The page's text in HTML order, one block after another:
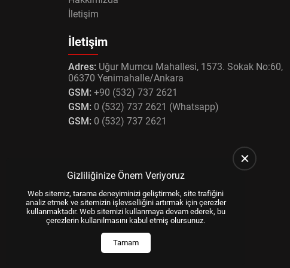
İletişim
İletişim
Adres: Uğur Mumcu Mahallesi, 1573. Sokak No:60,
06370 Yenimahalle/Ankara
GSM: +90 (532) 737 2621
GSM: 0 (532) 737 2621 (Whatsapp)
GSM: 0 (532) 737 2621
Gizliliğinize Önem Veriyoruz
Web sitemiz, tarama deneyiminizi geliştirmek, site trafiğini
analiz etmek ve sitemizin işlevselliğini artırmak için çerezler
kullanmaktadır. Web sitemizi kullanmaya devam ederek, bu
çerezlerin kullanılmasını kabul etmiş olursunuz.
Tamam